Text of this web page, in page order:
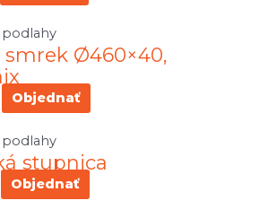
smrek Ø460×40,
Objednať
stupnica
Objednať